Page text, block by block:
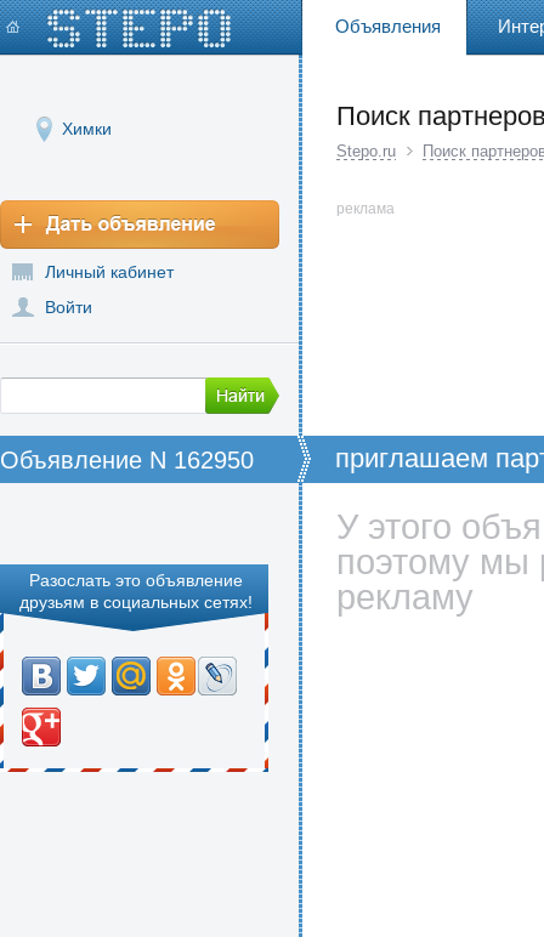
Объявления
Химки
Личный кабинет
Войти
Поиск
Stepo.ru Поиск
реклама
Объявление N 162950 приглашаем
Разослать это объявление
друзьям в социальных сетях!
У этого
поэтому мы
рекламу